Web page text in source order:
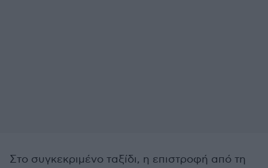
Στο συγκεκριμένο ταξίδι, η επιστροφή από τη